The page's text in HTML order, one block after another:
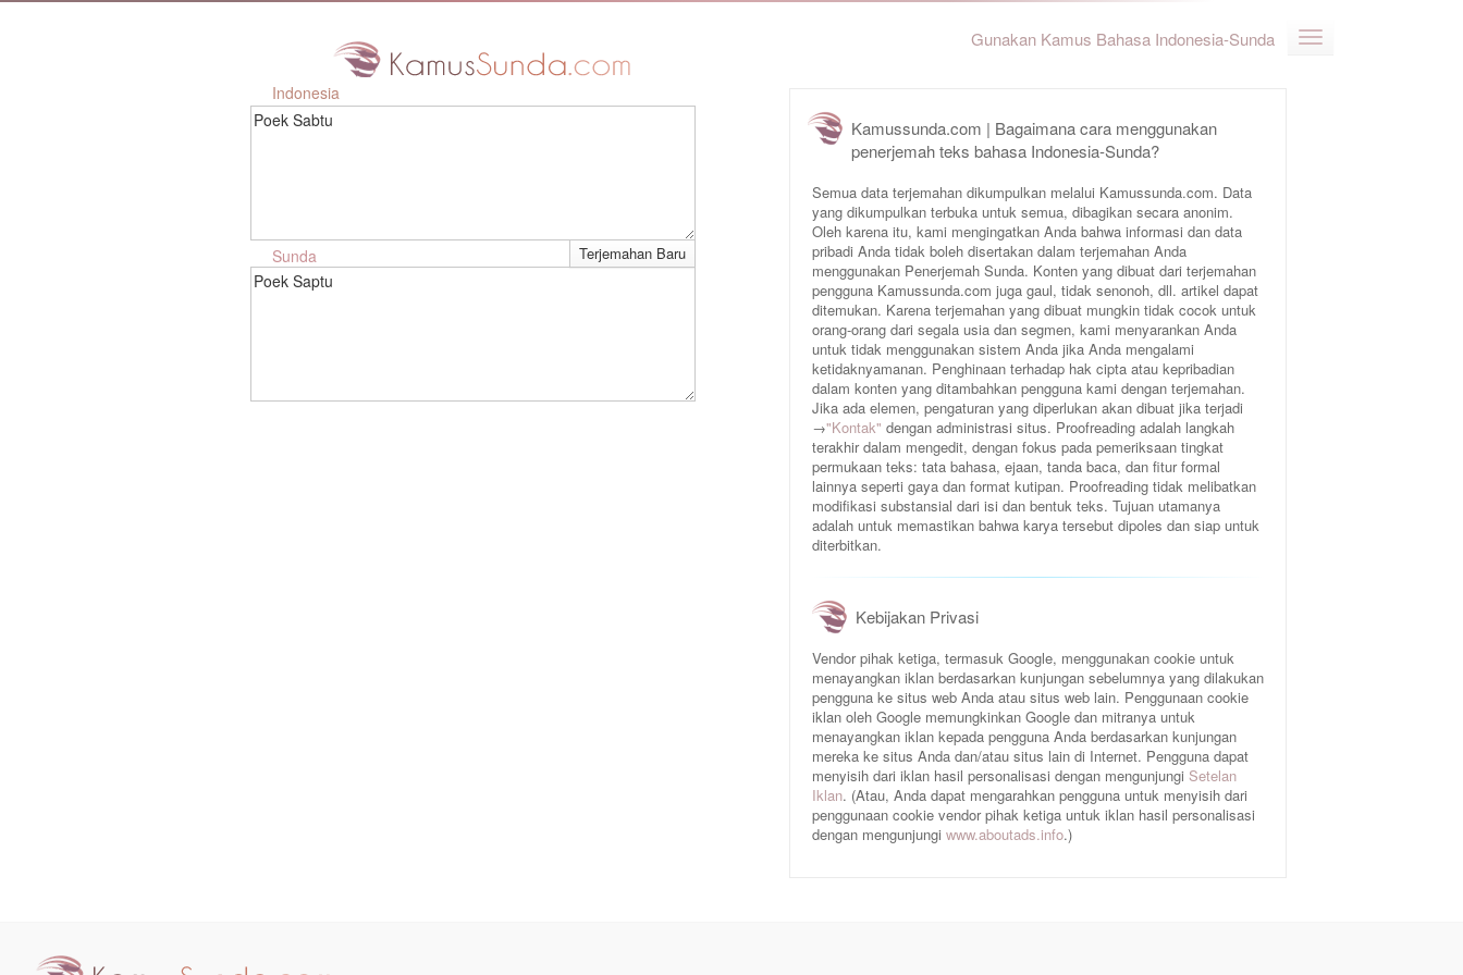
Gunakan Kamus Bahasa Indonesia-Sunda
Indonesia
Poek Sabtu
Sunda
Poek Saptu
Kamussunda.com | Bagaimana cara menggunakan
penerjemah teks bahasa Indonesia-Sunda?
Semua data terjemahan dikumpulkan melalui Kamussunda.com. Data
yang dikumpulkan terbuka untuk semua, dibagikan secara anonim.
Oleh karena itu, kami mengingatkan Anda bahwa informasi dan data
pribadi Anda tidak boleh disertakan dalam terjemahan Anda
menggunakan Penerjemah Sunda. Konten yang dibuat dari terjemahan
pengguna Kamussunda.com juga gaul, tidak senonoh, dll. artikel dapat
ditemukan. Karena terjemahan yang dibuat mungkin tidak cocok untuk
orang-orang dari segala usia dan segmen, kami menyarankan Anda
untuk tidak menggunakan sistem Anda jika Anda mengalami
ketidaknyamanan. Penghinaan terhadap hak cipta atau kepribadian
dalam konten yang ditambahkan pengguna kami dengan terjemahan.
Jika ada elemen, pengaturan yang diperlukan akan dibuat jika terjadi
→"Kontak" dengan administrasi situs. Proofreading adalah langkah
terakhir dalam mengedit, dengan fokus pada pemeriksaan tingkat
permukaan teks: tata bahasa, ejaan, tanda baca, dan fitur formal
lainnya seperti gaya dan format kutipan. Proofreading tidak melibatkan
modifikasi substansial dari isi dan bentuk teks. Tujuan utamanya
adalah untuk memastikan bahwa karya tersebut dipoles dan siap untuk
diterbitkan.
Kebijakan Privasi
Vendor pihak ketiga, termasuk Google, menggunakan cookie untuk
menayangkan iklan berdasarkan kunjungan sebelumnya yang dilakukan
pengguna ke situs web Anda atau situs web lain. Penggunaan cookie
iklan oleh Google memungkinkan Google dan mitranya untuk
menayangkan iklan kepada pengguna Anda berdasarkan kunjungan
mereka ke situs Anda dan/atau situs lain di Internet. Pengguna dapat
menyisih dari iklan hasil personalisasi dengan mengunjungi Setelan
Iklan. (Atau, Anda dapat mengarahkan pengguna untuk menyisih dari
penggunaan cookie vendor pihak ketiga untuk iklan hasil personalisasi
dengan mengunjungi www.aboutads.info.)